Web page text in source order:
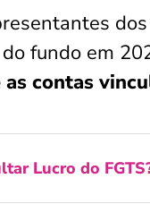
fundo em
contas
Lucro do